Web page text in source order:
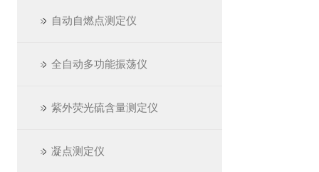
自动自燃点测定仪
全自动多功能振荡仪
紫外荧光硫含量测定仪
凝点测定仪